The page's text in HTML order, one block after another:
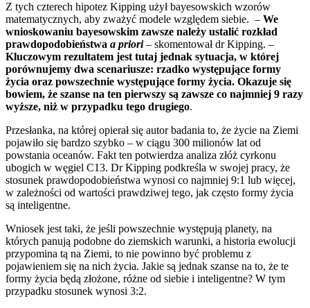
Z tych czterech hipotez Kipping użył bayesowskich wzorów
matematycznych, aby zważyć modele względem siebie. – We
wnioskowaniu bayesowskim zawsze należy ustalić rozkład
prawdopodobieństwa a priori– skomentował dr Kipping. –
Kluczowym rezultatem jest tutaj jednak sytuacja, w której
porównujemy dwa scenariusze: rzadko występujące formy
życia oraz powszechnie występujące formy życia. Okazuje się
bowiem, że szanse na ten pierwszy są zawsze co najmniej 9 razy
wyższe, niż w przypadku tego drugiego.
Przesłanka, na której opierał się autor badania to, że życie na Ziemi
pojawiło się bardzo szybko – w ciągu 300 milionów lat od
powstania oceanów. Fakt ten potwierdza analiza złóż cyrkonu
ubogich w węgiel C13. Dr Kipping podkreśla w swojej pracy, że
stosunek prawdopodobieństwa wynosi co najmniej 9:1 lub więcej,
w zależności od wartości prawdziwej tego, jak często formy życia
są inteligentne.
Wniosek jest taki, że jeśli powszechnie występują planety, na
których panują podobne do ziemskich warunki, a historia ewolucji
przypomina tą na Ziemi, to nie powinno być problemu z
pojawieniem się na nich życia. Jakie są jednak szanse na to, że te
formy życia będą złożone, różne od siebie i inteligentne? W tym
przypadku stosunek wynosi 3:2.